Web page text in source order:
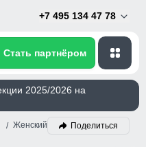
+7 495 134 47 78
Стать партнёром
2025/2026 на
Женский Сиреневый
Поделиться